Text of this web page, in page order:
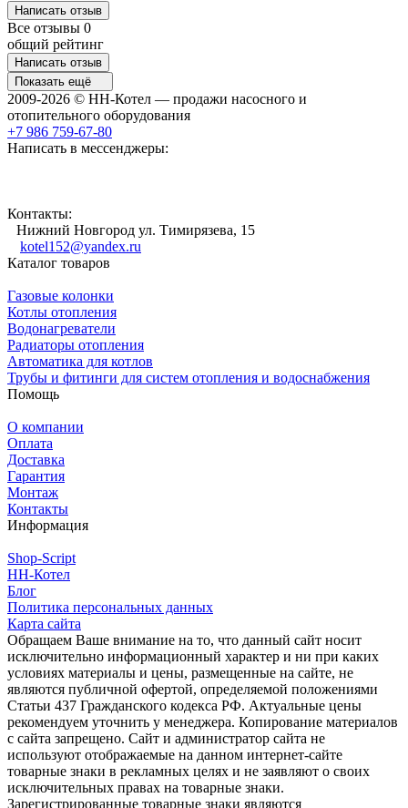
Написать отзыв
Все отзывы 0
общий рейтинг
Написать отзыв
Показать ещё
2009-2026 © НН-Котел — продажи насосного и
отопительного оборудования
+7 986 759-67-80
Написать в мессенджеры:
Контакты:
Нижний Новгород ул. Тимирязева, 15
kotel152@yandex.ru
Каталог товаров
Газовые колонки
Котлы отопления
Водонагреватели
Радиаторы отопления
Автоматика для котлов
Трубы и фитинги для систем отопления и водоснабжения
Помощь
О компании
Оплата
Доставка
Гарантия
Монтаж
Контакты
Информация
Shop-Script
НН-Котел
Блог
Политика персональных данных
Карта сайта
Обращаем Ваше внимание на то, что данный сайт носит
исключительно информационный характер и ни при каких
условиях материалы и цены, размещенные на сайте, не
являются публичной офертой, определяемой положениями
Статьи 437 Гражданского кодекса РФ. Актуальные цены
рекомендуем уточнить у менеджера. Копирование материалов
с сайта запрещено. Сайт и администратор сайта не
используют отображаемые на данном интернет-сайте
товарные знаки в рекламных целях и не заявляют о своих
исключительных правах на товарные знаки.
Зарегистрированные товарные знаки являются